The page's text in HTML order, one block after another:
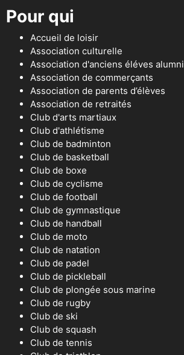
Pour qui
Accueil de loisir
Association culturelle
Association d'anciens éléves alumni
Association de commerçants
Association de parents d’élèves
Association de retraités
Club d'arts martiaux
Club d'athlétisme
Club de badminton
Club de basketball
Club de boxe
Club de cyclisme
Club de football
Club de gymnastique
Club de handball
Club de moto
Club de natation
Club de padel
Club de pickleball
Club de plongée sous marine
Club de rugby
Club de ski
Club de squash
Club de tennis